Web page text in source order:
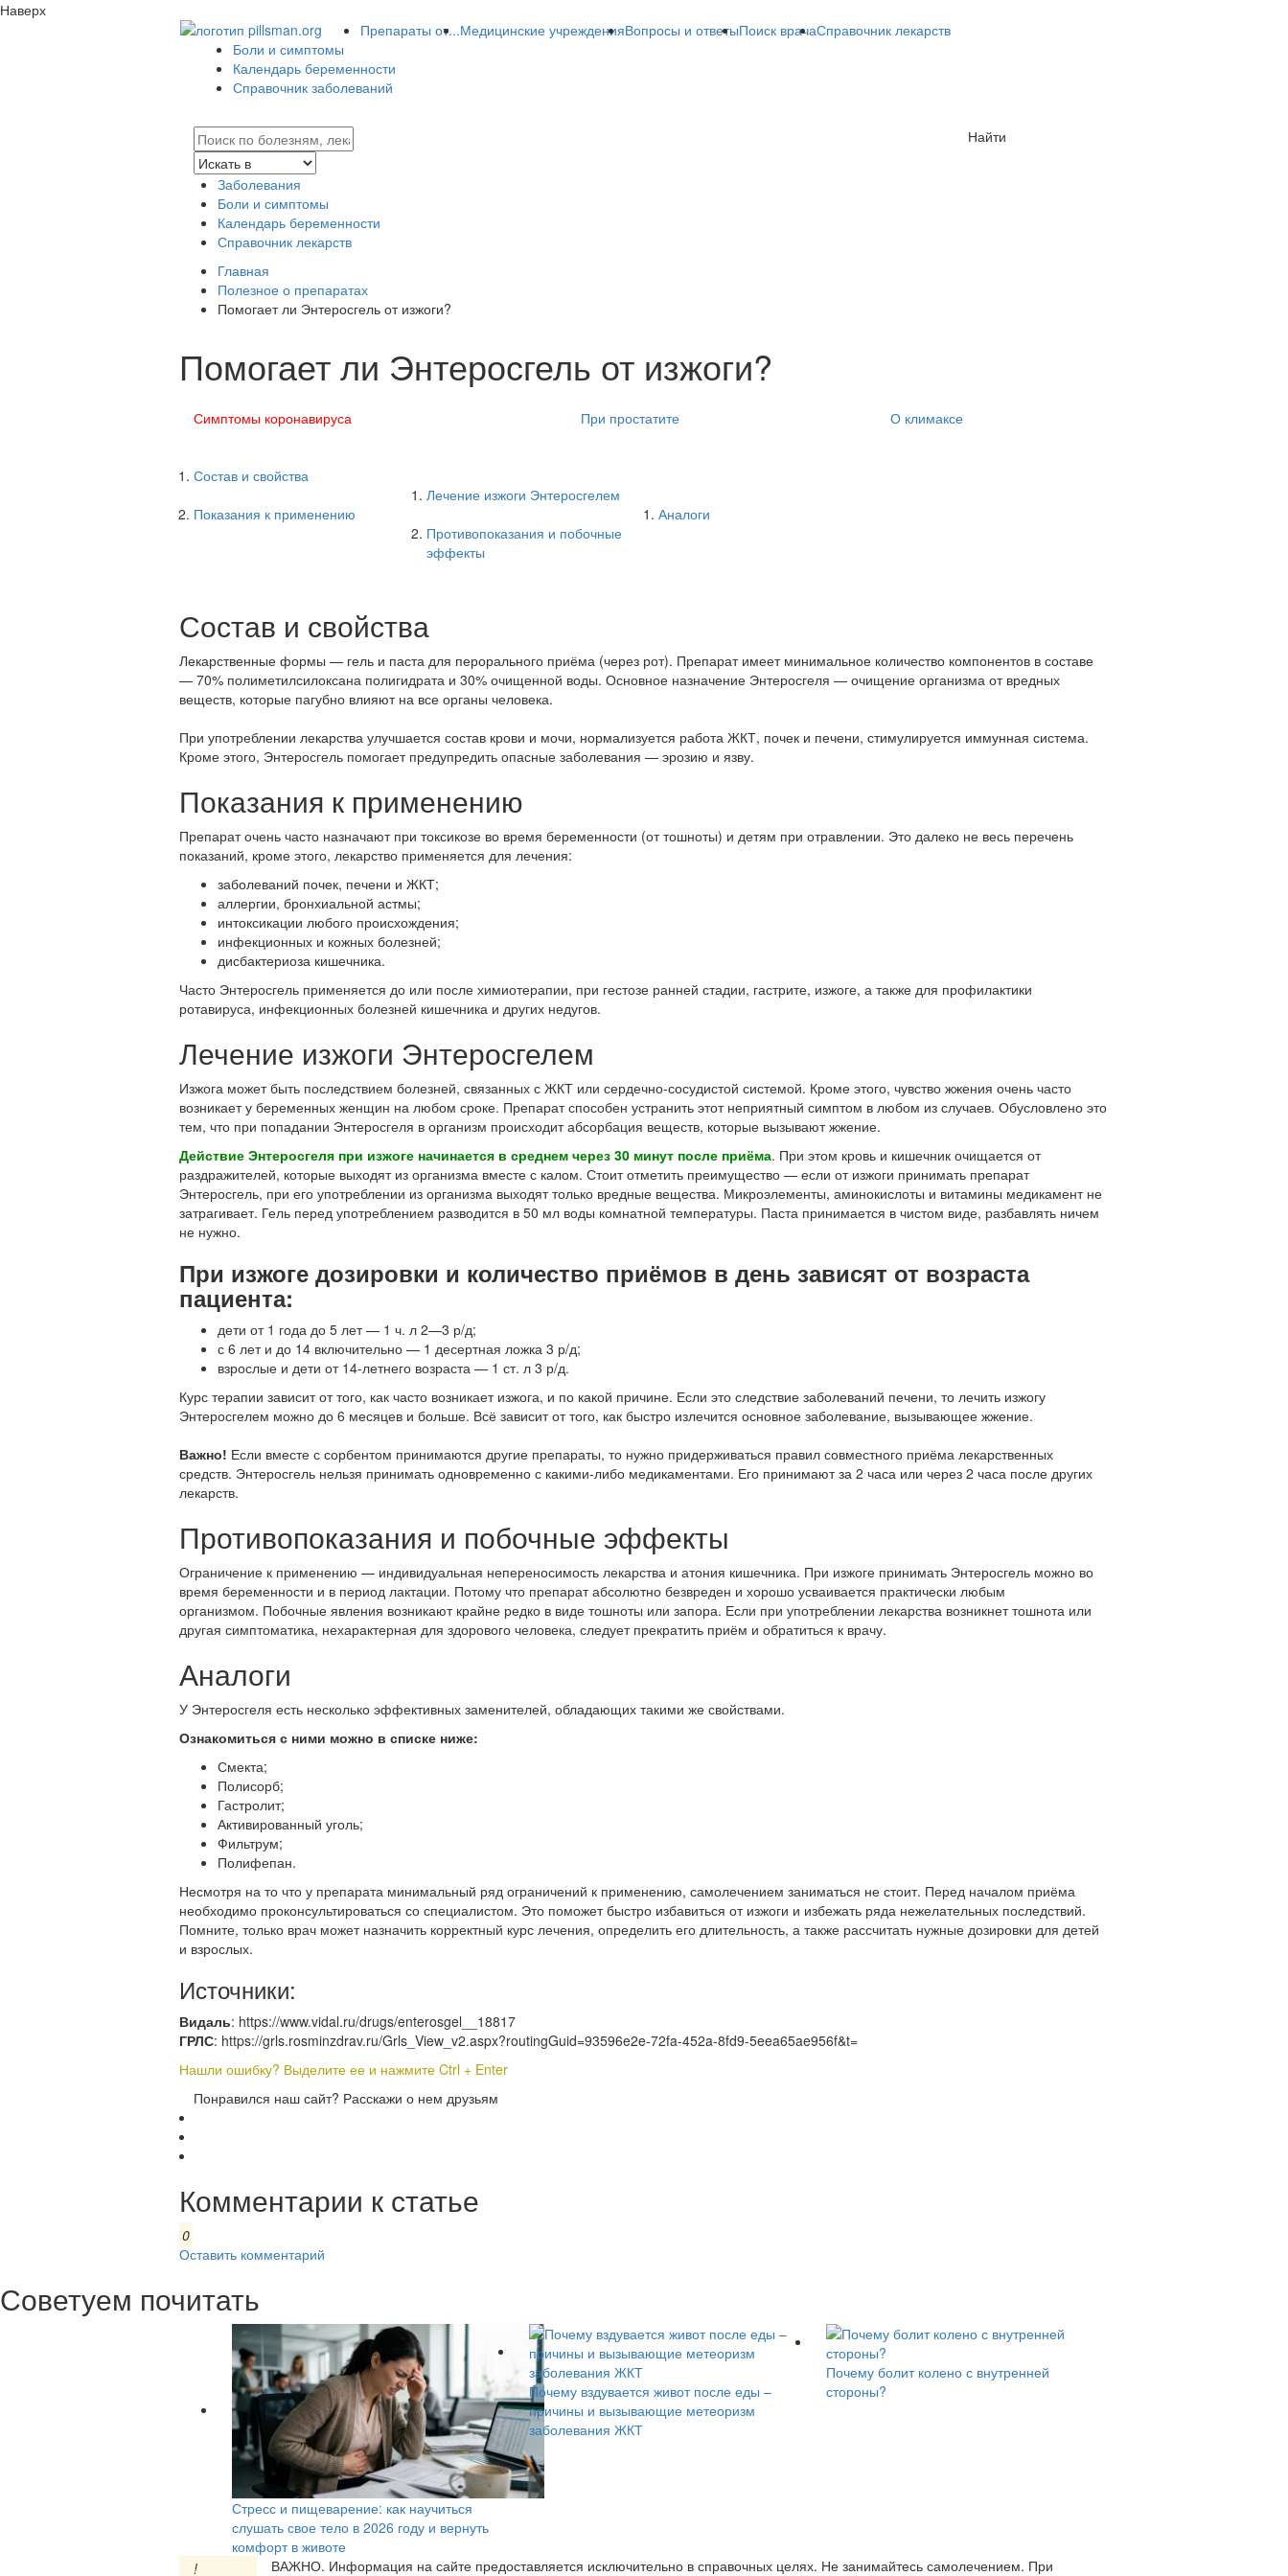
Наверх
Препараты от...Медицинские учрежденияВопросы и ответыПоиск врачаСправочник лекарств
Боли и симптомы
Календарь беременности
Справочник заболеваний
Найти
Заболевания
Боли и симптомы
Календарь беременности
Справочник лекарств
Главная
Полезное о препаратах
Помогает ли Энтеросгель от изжоги?
Помогает ли Энтеросгель от изжоги?
Симптомы коронавируса При простатите О климаксе
Состав и свойства
Показания к применению
Лечение изжоги Энтеросгелем
Противопоказания и побочные
эффекты
Аналоги
Состав и свойства
Лекарственные формы — гель и паста для перорального приёма (через рот). Препарат имеет минимальное количество компонентов в составе
— 70% полиметилсилоксана полигидрата и 30% очищенной воды. Основное назначение Энтеросгеля — очищение организма от вредных
веществ, которые пагубно влияют на все органы человека.
При употреблении лекарства улучшается состав крови и мочи, нормализуется работа ЖКТ, почек и печени, стимулируется иммунная система.
Кроме этого, Энтеросгель помогает предупредить опасные заболевания — эрозию и язву.
Показания к применению
Препарат очень часто назначают при токсикозе во время беременности (от тошноты) и детям при отравлении. Это далеко не весь перечень
показаний, кроме этого, лекарство применяется для лечения:
заболеваний почек, печени и ЖКТ;
аллергии, бронхиальной астмы;
интоксикации любого происхождения;
инфекционных и кожных болезней;
дисбактериоза кишечника.
Часто Энтеросгель применяется до или после химиотерапии, при гестозе ранней стадии, гастрите, изжоге, а также для профилактики
ротавируса, инфекционных болезней кишечника и других недугов.
Лечение изжоги Энтеросгелем
Изжога может быть последствием болезней, связанных с ЖКТ или сердечно-сосудистой системой. Кроме этого, чувство жжения очень часто
возникает у беременных женщин на любом сроке. Препарат способен устранить этот неприятный симптом в любом из случаев. Обусловлено это
тем, что при попадании Энтеросгеля в организм происходит абсорбация веществ, которые вызывают жжение.
Действие Энтеросгеля при изжоге начинается в среднем через 30 минут после приёма. При этом кровь и кишечник очищается от
раздражителей, которые выходят из организма вместе с калом. Стоит отметить преимущество — если от изжоги принимать препарат
Энтеросгель, при его употреблении из организма выходят только вредные вещества. Микроэлементы, аминокислоты и витамины медикамент не
затрагивает. Гель перед употреблением разводится в 50 мл воды комнатной температуры. Паста принимается в чистом виде, разбавлять ничем
не нужно.
При изжоге дозировки и количество приёмов в день зависят от возраста
пациента:
дети от 1 года до 5 лет — 1 ч. л 2—3 р/д;
с 6 лет и до 14 включительно — 1 десертная ложка 3 р/д;
взрослые и дети от 14-летнего возраста — 1 ст. л 3 р/д.
Курс терапии зависит от того, как часто возникает изжога, и по какой причине. Если это следствие заболеваний печени, то лечить изжогу
Энтеросгелем можно до 6 месяцев и больше. Всё зависит от того, как быстро излечится основное заболевание, вызывающее жжение.
Важно! Если вместе с сорбентом принимаются другие препараты, то нужно придерживаться правил совместного приёма лекарственных
средств. Энтеросгель нельзя принимать одновременно с какими-либо медикаментами. Его принимают за 2 часа или через 2 часа после других
лекарств.
Противопоказания и побочные эффекты
Ограничение к применению — индивидуальная непереносимость лекарства и атония кишечника. При изжоге принимать Энтеросгель можно во
время беременности и в период лактации. Потому что препарат абсолютно безвреден и хорошо усваивается практически любым
организмом. Побочные явления возникают крайне редко в виде тошноты или запора. Если при употреблении лекарства возникнет тошнота или
другая симптоматика, нехарактерная для здорового человека, следует прекратить приём и обратиться к врачу.
Аналоги
У Энтеросгеля есть несколько эффективных заменителей, обладающих такими же свойствами.
Ознакомиться с ними можно в списке ниже:
Смекта;
Полисорб;
Гастролит;
Активированный уголь;
Фильтрум;
Полифепан.
Несмотря на то что у препарата минимальный ряд ограничений к применению, самолечением заниматься не стоит. Перед началом приёма
необходимо проконсультироваться со специалистом. Это поможет быстро избавиться от изжоги и избежать ряда нежелательных последствий.
Помните, только врач может назначить корректный курс лечения, определить его длительность, а также рассчитать нужные дозировки для детей
и взрослых.
Источники:
Видаль: https://www.vidal.ru/drugs/enterosgel__18817
ГРЛС: https://grls.rosminzdrav.ru/Grls_View_v2.aspx?routingGuid=93596e2e-72fa-452a-8fd9-5eea65ae956f&t=
Нашли ошибку? Выделите ее и нажмите Ctrl + Enter
Понравился наш сайт? Расскажи о нем друзьям
Комментарии к статье
0
Оставить комментарий
Советуем почитать
Стресс и пищеварение: как научиться
слушать свое тело в 2026 году и вернуть
комфорт в животе
Почему вздувается живот после еды –
причины и вызывающие метеоризм
заболевания ЖКТ
Почему болит колено с внутренней
стороны?
! ВАЖНО. Информация на сайте предоставляется исключительно в справочных целях. Не занимайтесь самолечением. При